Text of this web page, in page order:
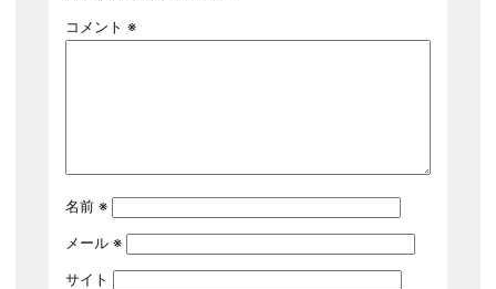
コメント ※
名前 ※
メール ※
サイト